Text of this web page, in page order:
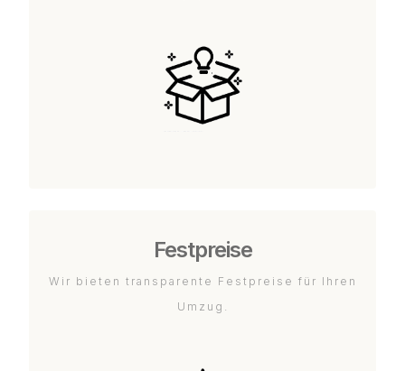
Festpreise
Wir bieten transparente Festpreise für Ihren
Umzug.